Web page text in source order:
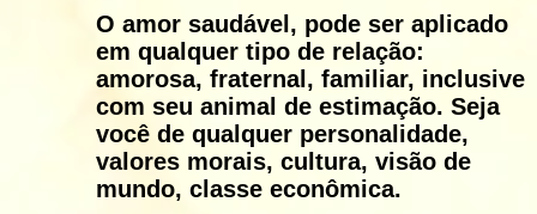
O amor saudável, pode ser aplicado
em qualquer tipo de relação:
amorosa, fraternal, familiar, inclusive
com seu animal de estimação. Seja
você de qualquer personalidade,
valores morais, cultura, visão de
mundo, classe econômica.